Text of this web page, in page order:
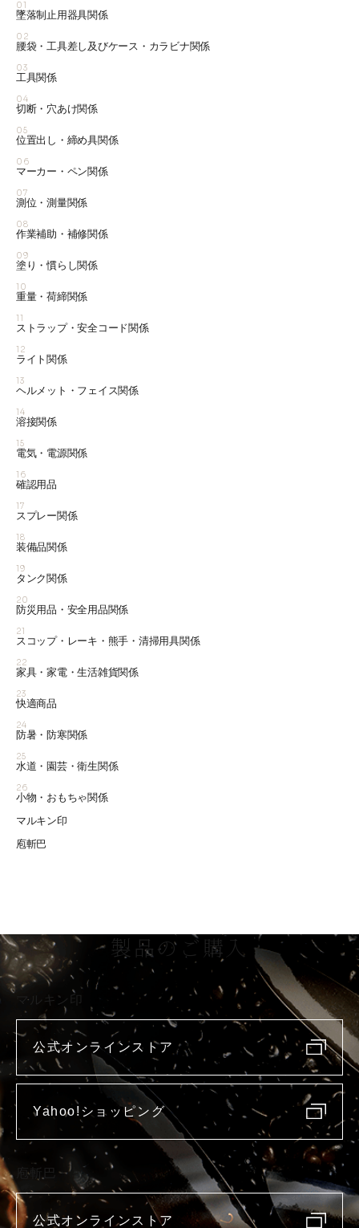
01
墜落制止用器具関係
02
腰袋・工具差し及びケース・カラビナ関係
03
工具関係
04
切断・穴あけ関係
05
位置出し・締め具関係
06
マーカー・ペン関係
07
測位・測量関係
08
作業補助・補修関係
09
塗り・慣らし関係
10
重量・荷締関係
11
ストラップ・安全コード関係
12
ライト関係
13
ヘルメット・フェイス関係
14
溶接関係
15
電気・電源関係
16
確認用品
17
スプレー関係
18
装備品関係
19
タンク関係
20
防災用品・安全用品関係
21
スコップ・レーキ・熊手・清掃用具関係
22
家具・家電・生活雑貨関係
23
快適商品
24
防暑・防寒関係
25
水道・園芸・衛生関係
26
小物・おもちゃ関係
マルキン印
庖斬巴
製品のご購入
マルキン印
公式オンラインストア
Yahoo!ショッピング
庖斬巴
公式オンラインストア